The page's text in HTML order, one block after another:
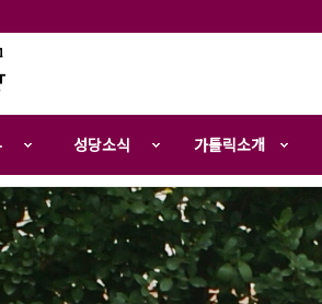
성당소식 가톨릭소개